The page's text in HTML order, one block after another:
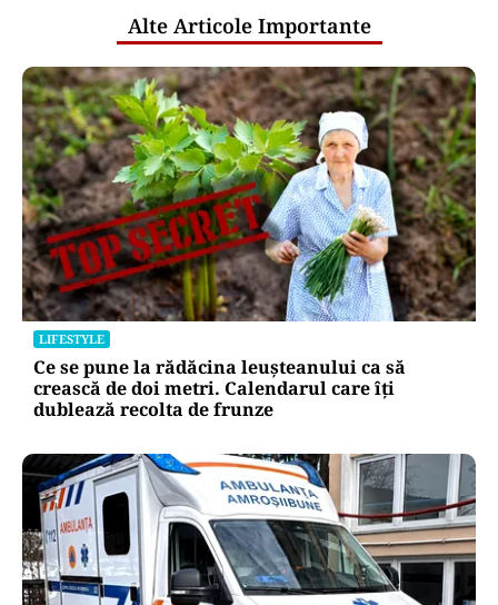
Alte Articole Importante
LIFESTYLE
Ce se pune la rădăcina leușteanului ca să
crească de doi metri. Calendarul care îți
dublează recolta de frunze